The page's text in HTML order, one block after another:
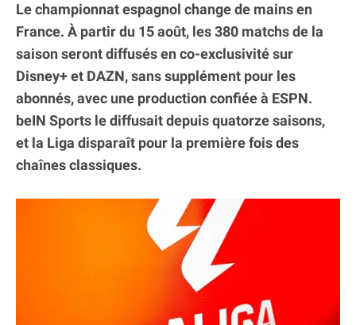
Le championnat espagnol change de mains en
France. À partir du 15 août, les 380 matchs de la
saison seront diffusés en co-exclusivité sur
Disney+ et DAZN, sans supplément pour les
abonnés, avec une production confiée à ESPN.
beIN Sports le diffusait depuis quatorze saisons,
et la Liga disparaît pour la première fois des
chaînes classiques.